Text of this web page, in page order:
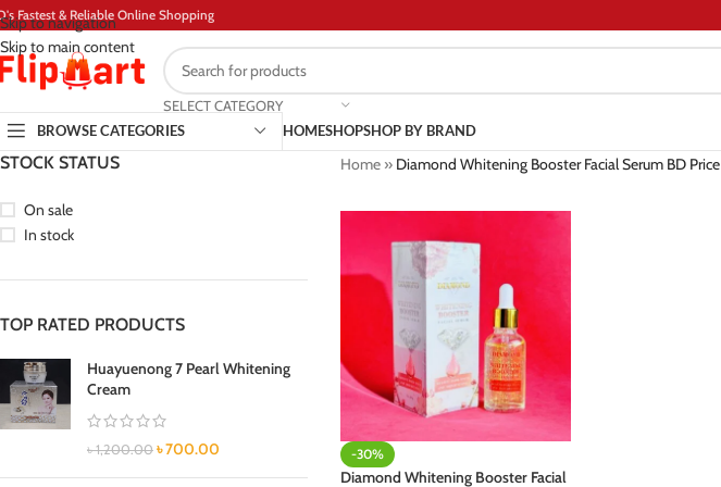
Skip to navigation
Skip to main content
Fastest & Reliable Online Shopping
SELECT CATEGORY
BROWSE CATEGORIES
HOMESHOPSHOP BY BRAND
STOCK STATUS
On sale
In stock
TOP RATED PRODUCTS
Huayuenong 7 Pearl Whitening
Cream
৳1,200.00 ৳700.00
Home» Diamond Whitening Booster Facial Serum BD Price
-30%
Diamond Whitening Booster Facial